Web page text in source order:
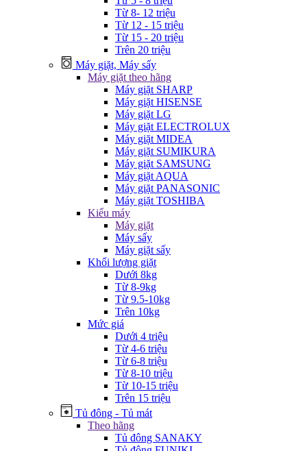
Từ 8- 12 triệu
Từ 12 - 15 triệu
Từ 15 - 20 triệu
Trên 20 triệu
Máy giặt, Máy sấy
Máy giặt theo hãng
Máy giặt SHARP
Máy giặt HISENSE
Máy giặt LG
Máy giặt ELECTROLUX
Máy giặt MIDEA
Máy giặt SUMIKURA
Máy giặt SAMSUNG
Máy giặt AQUA
Máy giặt PANASONIC
Máy giặt TOSHIBA
Kiểu máy
Máy giặt
Máy sấy
Máy giặt sấy
Khối lượng giặt
Dưới 8kg
Từ 8-9kg
Từ 9.5-10kg
Trên 10kg
Mức giá
Dưới 4 triệu
Từ 4-6 triệu
Từ 6-8 triệu
Từ 8-10 triệu
Từ 10-15 triệu
Trên 15 triệu
Tủ đông - Tủ mát
Theo hãng
Tủ đông SANAKY